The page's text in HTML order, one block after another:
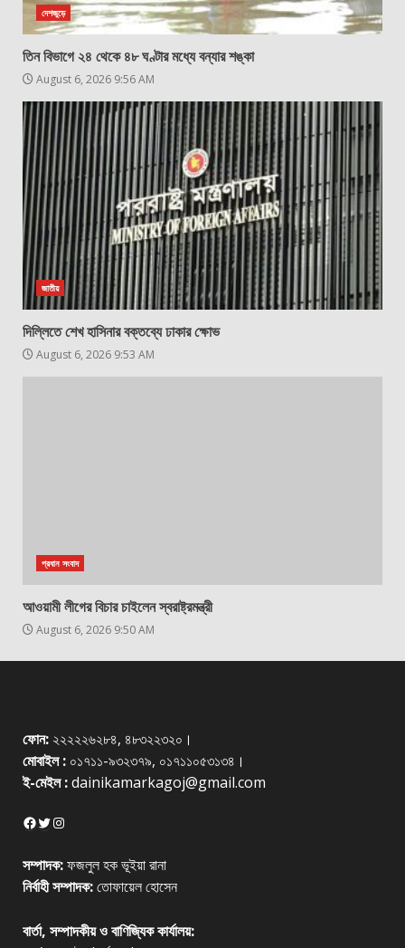
দেশজুড়ে
তিন বিভাগে ২৪ থেকে ৪৮ ঘণ্টার মধ্যে বন্যার শঙ্কা
August 6, 2026 9:56 AM
জাতীয়
দিল্লিতে শেখ হাসিনার বক্তব্যে ঢাকার ক্ষোভ
August 6, 2026 9:53 AM
প্রধান সংবাদ
আওয়ামী লীগের বিচার চাইলেন স্বরাষ্ট্রমন্ত্রী
August 6, 2026 9:50 AM
ফোন: ২২২২২৬২৮৪, ৪৮৩২২৩২০।
মোবাইল : ০১৭১১-৯৩২৩৭৯, ০১৭১১০৫৩১৩৪।
ই-মেইল :dainikamarkagoj@gmail.com
Facebook
Twitter
Instagram
সম্পাদক:ফজলুল হক ভূইয়া রানা
নির্বাহী সম্পাদক:তোফায়েল হোসেন
বার্তা, সম্পাদকীয় ও বাণিজ্যিক কার্যালয়: